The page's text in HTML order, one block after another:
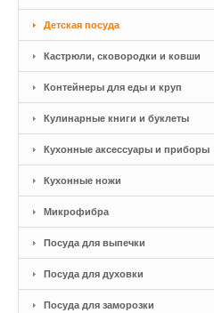
Детская посуда
Кастрюли, сковородки и ковши
Контейнеры для еды и круп
Кулинарные книги и буклеты
Кухонные аксессуары и приборы
Кухонные ножи
Микрофибра
Посуда для выпечки
Посуда для духовки
Посуда для заморозки